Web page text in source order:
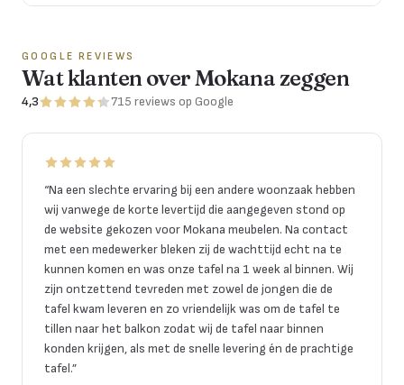
GOOGLE REVIEWS
Wat klanten over Mokana zeggen
4,3 715 reviews op Google
“Na een slechte ervaring bij een andere woonzaak hebben
wij vanwege de korte levertijd die aangegeven stond op
de website gekozen voor Mokana meubelen. Na contact
met een medewerker bleken zij de wachttijd echt na te
kunnen komen en was onze tafel na 1 week al binnen. Wij
zijn ontzettend tevreden met zowel de jongen die de
tafel kwam leveren en zo vriendelijk was om de tafel te
tillen naar het balkon zodat wij de tafel naar binnen
konden krijgen, als met de snelle levering én de prachtige
tafel.”